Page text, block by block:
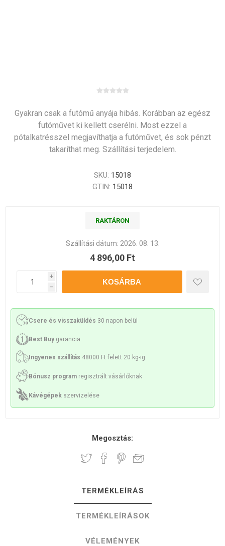
Gyakran csak a futómű anyája hibás. Korábban az egész
futóművet ki kellett cserélni. Most ezzel a
pótalkatrésszel megjavíthatja a futóművet, és sok pénzt
takaríthat meg. Szállítási terjedelem.
SKU: 15018
GTIN: 15018
RAKTÁRON
Szállítási dátum: 2026. 08. 13.
4 896,00 Ft
i
h
Csere és visszaküldés 30 napon belül
Best Buy garancia
Ingyenes szállítás 48000 Ft felett 20 kg-ig
Bónusz program regisztrált vásárlóknak
Kávégépek szervizelése
Megosztás:
TERMÉKLEÍRÁS
TERMÉKLEÍRÁSOK
VÉLEMÉNYEK